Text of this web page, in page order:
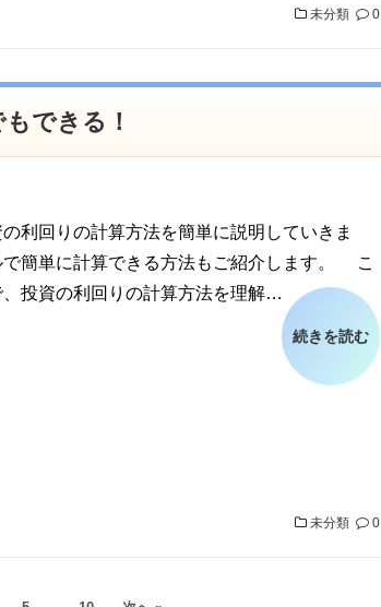
未分類 0
できる！
利回りの計算方法を簡単に説明していきま
で簡単に計算できる方法もご紹介します。 こ
投資の利回りの計算方法を理解…
続きを読む
未分類 0